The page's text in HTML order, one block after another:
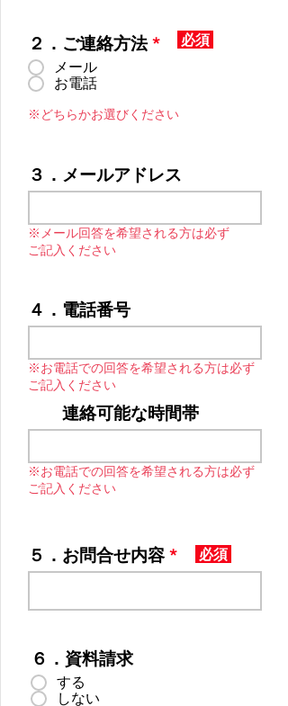
２．ご連絡方法 *
メール
お電話
必須
※どちらかお選びください
３．メールアドレス
※メール回答を希望される方は必ず
ご記入ください
４．電話番号
※お電話での回答を希望される方は必ず
ご記入ください
連絡可能な時間帯
※お電話での回答を希望される方は必ず
ご記入ください
５．お問合せ内容 必須
６．資料請求
する
しない